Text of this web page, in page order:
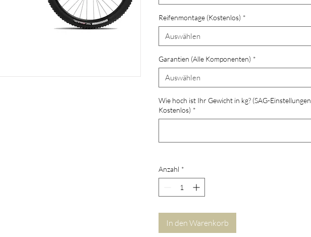
Reifenmontage (Kostenlos) *
Auswählen
Garantien (Alle Komponenten) *
Auswählen
Wie hoch ist Ihr Gewicht in kg? (SAG-Einstellungen
Kostenlos) *
Anzahl *
In den Warenkorb